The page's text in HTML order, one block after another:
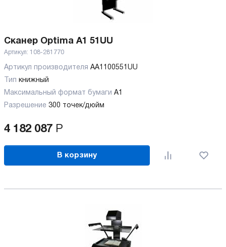
Сканер Optima A1 51UU
Артикул: 108-281770
Артикул производителя AA1100551UU
Тип книжный
Максимальный формат бумаги А1
Разрешение 300 точек/дюйм
4 182 087 Р
В корзину